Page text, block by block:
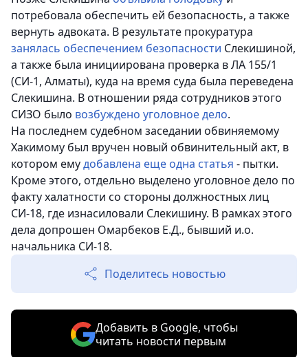
потребовала обеспечить ей безопасность, а также
вернуть адвоката. В результате прокуратура
занялась обеспечением безопасности Слекишиной,
а также была инициирована проверка вЛА 155/1
(СИ-1, Алматы), куда на время суда была переведена
Слекишина. В отношении ряда сотрудников этого
СИЗО было возбуждено уголовное дело.
На последнем судебном заседании обвиняемому
Хакимому был вручен новый обвинительный акт, в
котором емудобавлена еще одна статья - пытки.
Кроме этого, отдельно выделено уголовное дело по
факту халатности со стороны должностных лиц
СИ-18, где изнасиловали Слекишину. В рамках этого
дела допрошен Омарбеков Е.Д., бывший и.о.
начальника СИ-18.
Поделитесь новостью
Добавить в Google, чтобы
читать новости первым